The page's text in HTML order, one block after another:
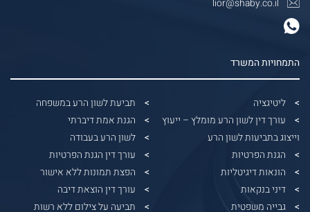
התמחויות המשרד
ליטיגציה
עורך דין לשון הרע מומלץ – ייעוץ
וייצוג בתביעות לשון הרע
הגנת הפרטיות
הונאות דיגיטליות
דיני בנקאות
גבייה משפטית
תביעת לשון הרע במשפחה
הגנת אמת דיברתי
לשון הרע בעבודה
עורך דין הגנת הפרטיות
הפצת תמונות ללא אישור
עורך דין הוצאת דיבה
תביעה על צילום ללא רשות
lior@shaby.co.il